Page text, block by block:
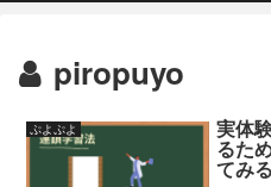
piropuyo
ぷよぷよ 実体
るた
てみる